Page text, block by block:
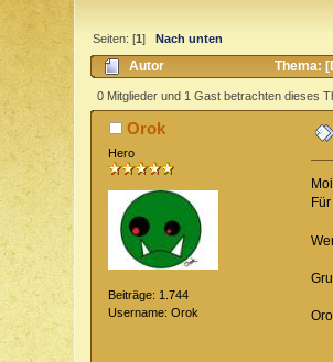
Seiten: [1]Nach unten
Autor Thema:
0 Mitglieder und 1 Gast betrachten dieses
Orok
Hero
Beiträge: 1.744
Username: Orok